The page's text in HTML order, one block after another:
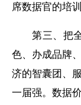
席数据官的培
第三、 把
色、办成品牌
济的智囊团、
一届强。数据